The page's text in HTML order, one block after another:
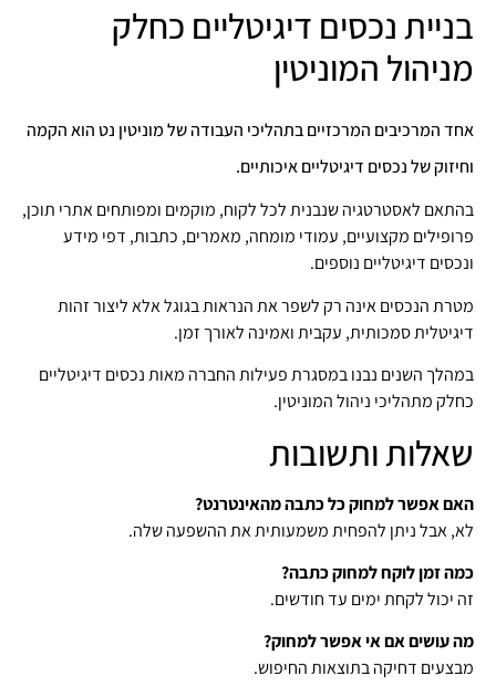
בניית נכסים דיגיטליים כחלק
מניהול המוניטין
אחד המרכיבים המרכזיים בתהליכי העבודה של מוניטין נט הוא הקמה
וחיזוק של נכסים דיגיטליים איכותיים.
בהתאם לאסטרטגיה שנבנית לכל לקוח, מוקמים ומפותחים אתרי תוכן,
פרופילים מקצועיים, עמודי מומחה, מאמרים, כתבות, דפי מידע
ונכסים דיגיטליים נוספים.
מטרת הנכסים אינה רק לשפר את הנראות בגוגל אלא ליצור זהות
דיגיטלית סמכותית, עקבית ואמינה לאורך זמן.
במהלך השנים נבנו במסגרת פעילות החברה מאות נכסים דיגיטליים
כחלק מתהליכי ניהול המוניטין.
שאלות ותשובות
האם אפשר למחוק כל כתבה מהאינטרנט?
לא, אבל ניתן להפחית משמעותית את ההשפעה שלה.
כמה זמן לוקח למחוק כתבה?
זה יכול לקחת ימים עד חודשים.
מה עושים אם אי אפשר למחוק?
מבצעים דחיקה בתוצאות החיפוש.